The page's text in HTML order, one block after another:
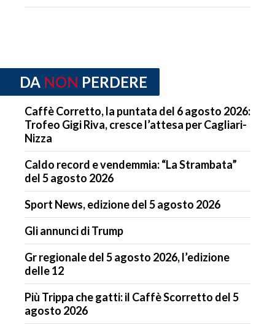
DA NON PERDERE
Caffè Corretto, la puntata del 6 agosto 2026:
Trofeo Gigi Riva, cresce l’attesa per Cagliari-
Nizza
Caldo record e vendemmia: “La Strambata”
del 5 agosto 2026
Sport News, edizione del 5 agosto 2026
Gli annunci di Trump
Gr regionale del 5 agosto 2026, l’edizione
delle 12
Più Trippa che gatti: il Caffè Scorretto del 5
agosto 2026